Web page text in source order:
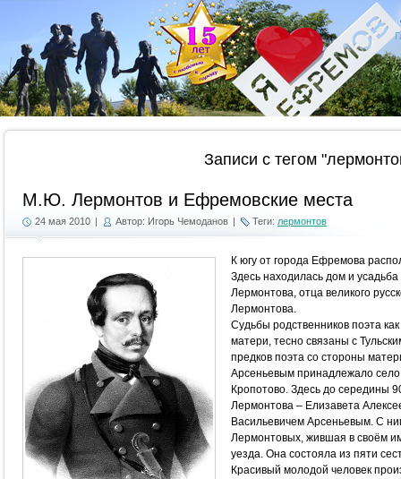
Записи с тегом
М.Ю. Лермонтов и Ефремовские места
24 мая 2010 | Автор: Игорь Чемоданов | Теги: лермонтов
К югу от города Ефремова
Здесь находилась дом и
Лермонтова, отца великого
Лермонтова.
Судьбы родственников поэта
матери, тесно связаны с
предков поэта со стороны
Арсеньевым принадлежало село
Кропотово. Здесь до середины
Лермонтова – Елизавета
Васильевичем Арсеньевым. С
Лермонтовых, жившая в своём
уезда. Она состояла из пяти
Красивый молодой человек